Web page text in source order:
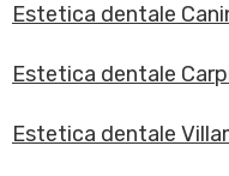
Estetica dentale
Estetica dentale
Estetica dentale